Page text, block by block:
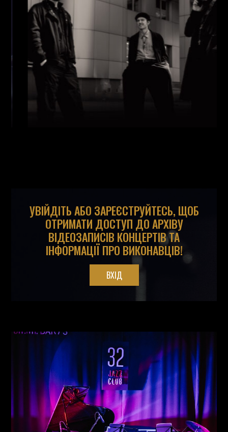
УВІЙДІТЬ АБО ЗАРЕЄСТРУЙТЕСЬ, ЩОБ
ОТРИМАТИ ДОСТУП ДО АРХІВУ
ВІДЕОЗАПИСІВ КОНЦЕРТІВ ТА
ІНФОРМАЦІЇ ПРО ВИКОНАВЦІВ!
ВХІД